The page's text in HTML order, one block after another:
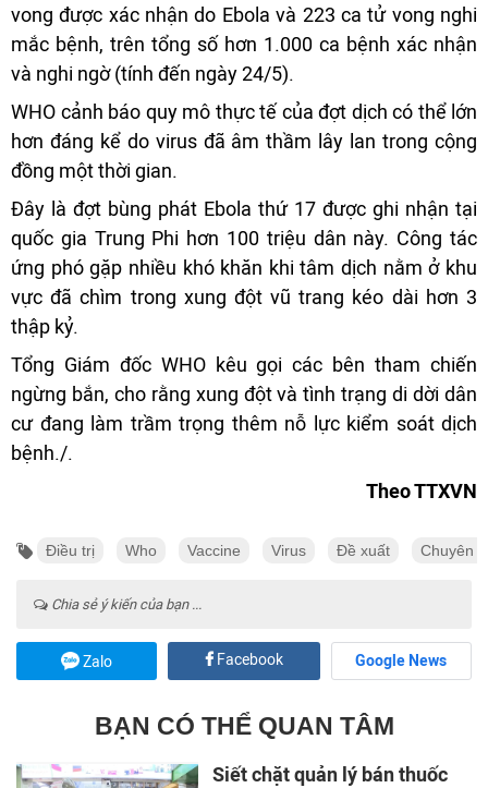
vong được xác nhận do Ebola và 223 ca tử vong nghi
mắc bệnh, trên tổng số hơn 1.000 ca bệnh xác nhận
và nghi ngờ (tính đến ngày 24/5).
WHO cảnh báo quy mô thực tế của đợt dịch có thể lớn
hơn đáng kể do virus đã âm thầm lây lan trong cộng
đồng một thời gian.
Đây là đợt bùng phát Ebola thứ 17 được ghi nhận tại
quốc gia Trung Phi hơn 100 triệu dân này. Công tác
ứng phó gặp nhiều khó khăn khi tâm dịch nằm ở khu
vực đã chìm trong xung đột vũ trang kéo dài hơn 3
thập kỷ.
Tổng Giám đốc WHO kêu gọi các bên tham chiến
ngừng bắn, cho rằng xung đột và tình trạng di dời dân
cư đang làm trầm trọng thêm nỗ lực kiểm soát dịch
bệnh./.
Theo TTXVN
Điều trị Who Vaccine Virus Đề xuất Chuyên
Chia sẻ ý kiến của bạn ...
Zalo Facebook Google News
BẠN CÓ THỂ QUAN TÂM
Siết chặt quản lý bán thuốc